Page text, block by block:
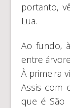
portanto,
Lua.
Ao fundo,
entre
À primeira
Assis com
que é São